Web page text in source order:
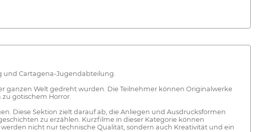
und Cartagena-Jugendabteilung.
ganzen Welt gedreht wurden. Die Teilnehmer können Originalwerke
gotischem Horror.
Diese Sektion zielt darauf ab, die Anliegen und Ausdrucksformen
zu erzählen. Kurzfilme in dieser Kategorie können
nicht nur technische Qualität, sondern auch Kreativität und ein